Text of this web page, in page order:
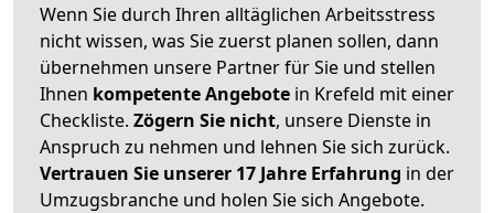
Wenn Sie durch Ihren alltäglichen Arbeitsstress
nicht wissen, was Sie zuerst planen sollen, dann
übernehmen unsere Partner für Sie und stellen
Ihnen kompetente Angebote in Krefeld mit einer
Checkliste. Zögern Sie nicht, unsere Dienste in
Anspruch zu nehmen und lehnen Sie sich zurück.
Vertrauen Sie unserer 17 Jahre Erfahrung in der
Umzugsbranche und holen Sie sich Angebote.